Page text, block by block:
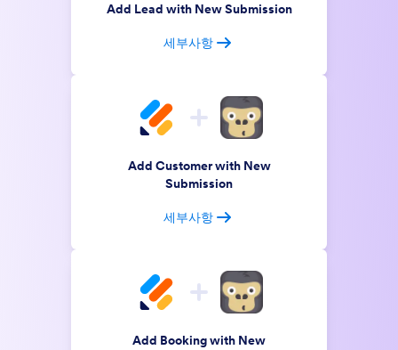
Add Lead with New Submission
세부사항
Add Customer with New
Submission
세부사항
Add Booking with New